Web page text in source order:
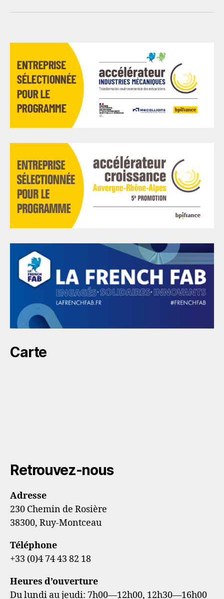
Carte
Retrouvez-nous
Adresse
230 Chemin de Rosière
38300, Ruy-Montceau
Téléphone
+33 (0)4 74 43 82 18
Heures d’ouverture
Du lundi au jeudi: 7h00—12h00, 12h30—16h00